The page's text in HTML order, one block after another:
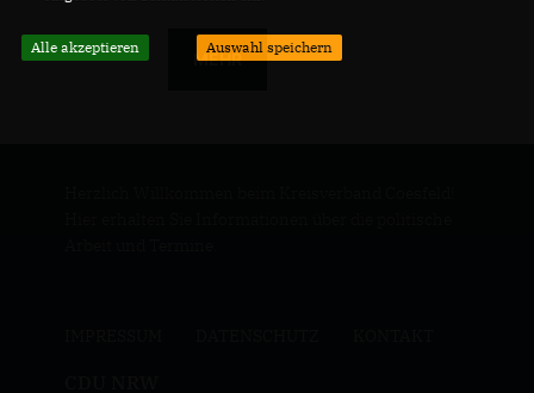
MEHR
Alle akzeptieren Auswahl speichern